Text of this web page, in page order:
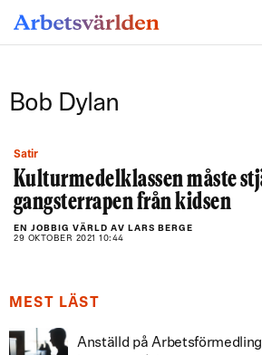
Bob Dylan
Satir
Kulturmedelklassen måste
gangsterrapen från kidsen
EN JOBBIG VÄRLD AV LARS BERGE
29 OKTOBER 2021 10:44
MEST LÄST
Anställd på